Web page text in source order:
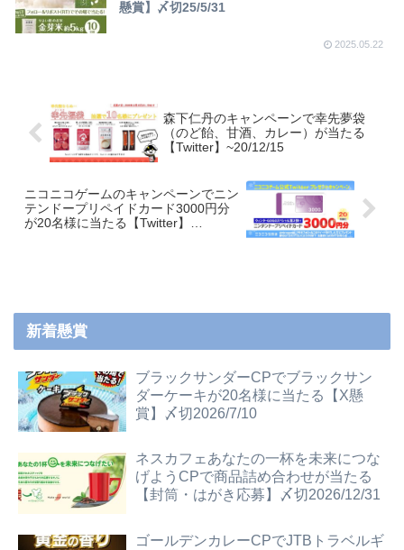
懸賞】〆切25/5/31
2025.05.22
森下仁丹のキャンペーンで幸先夢袋
（のど飴、甘酒、カレー）が当たる
【Twitter】~20/12/15
ニコニコゲームのキャンペーンでニン
テンドープリペイドカード3000円分
が20名様に当たる【Twitter】
新着懸賞
ブラックサンダーCPでブラックサン
ダーケーキが20名様に当たる【X懸
賞】〆切2026/7/10
ネスカフェあなたの一杯を未来につな
げようCPで商品詰め合わせが当たる
【封筒・はがき応募】〆切2026/12/31
ゴールデンカレーCPでJTBトラベルギ